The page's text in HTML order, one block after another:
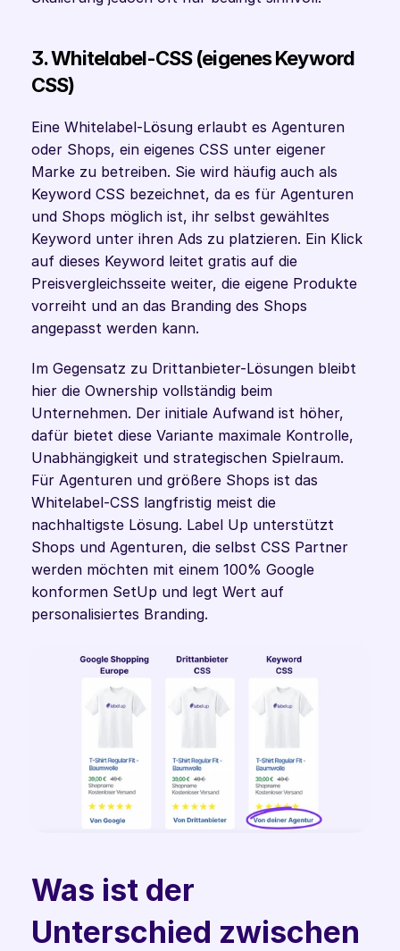
3. Whitelabel-CSS (eigenes Keyword
CSS)
Eine Whitelabel-Lösung erlaubt es Agenturen
oder Shops, ein eigenes CSS unter eigener
Marke zu betreiben. Sie wird häufig auch als
Keyword CSS bezeichnet, da es für Agenturen
und Shops möglich ist, ihr selbst gewähltes
Keyword unter ihren Ads zu platzieren. Ein Klick
auf dieses Keyword leitet gratis auf die
Preisvergleichsseite weiter, die eigene Produkte
vorreiht und an das Branding des Shops
angepasst werden kann.
Im Gegensatz zu Drittanbieter-Lösungen bleibt
hier die Ownership vollständig beim
Unternehmen. Der initiale Aufwand ist höher,
dafür bietet diese Variante maximale Kontrolle,
Unabhängigkeit und strategischen Spielraum.
Für Agenturen und größere Shops ist das
Whitelabel-CSS langfristig meist die
nachhaltigste Lösung. Label Up unterstützt
Shops und Agenturen, die selbst CSS Partner
werden möchten mit einem 100% Google
konformen SetUp und legt Wert auf
personalisiertes Branding.
Was ist der
Unterschied zwischen